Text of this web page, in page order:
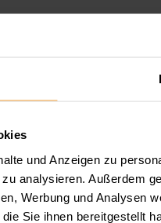
und Anzeigen zu
analysieren. Außerdem
Werbung und Analysen
Sie ihnen bereitgestellt